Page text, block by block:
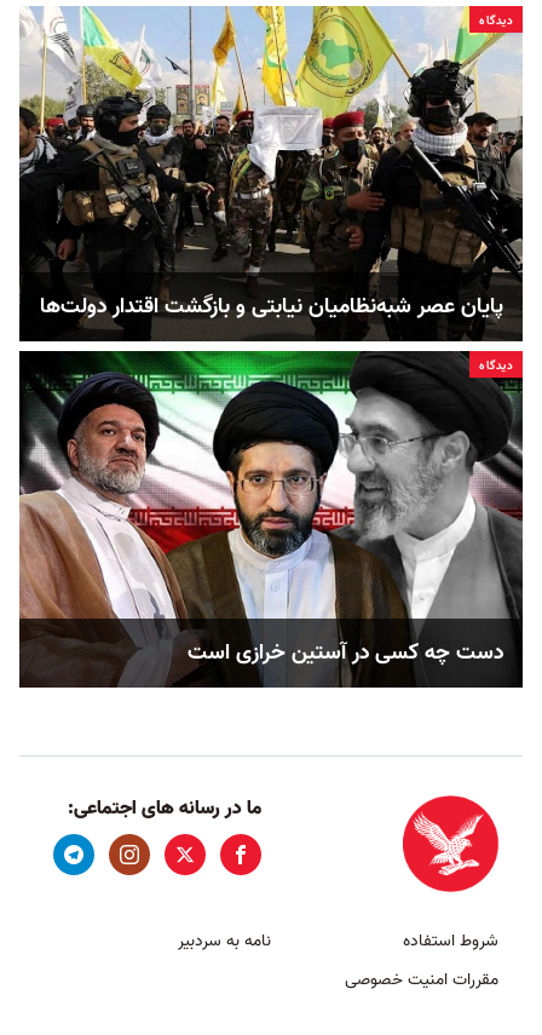
دیدگاه
پایان عصر شبه‌نظامیان نیابتی و بازگشت اقتدار دولت‌ها
دیدگاه
دست چه کسی در آستین خرازی است
ما در رسانه های اجتماعی:
شروط استفاده
مقررات امنیت خصوصی
نامه به سردبیر